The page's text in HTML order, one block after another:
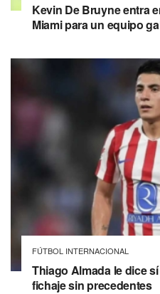
Kevin De Bruyne entra
Miami para un equipo
FÚTBOL INTERNACIONAL
Thiago Almada le dice
fichaje sin precedentes